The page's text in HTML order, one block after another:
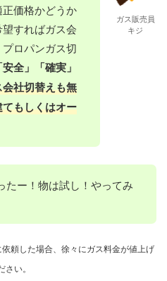
価格かどうか
すればガス会
ロパンガス切
安全」「確実」
社切替えも無
もしくはオー
ガス販売員
キジ
たー！物は試し！やってみ
頼した場合、徐々にガス料金が値上げ
い。